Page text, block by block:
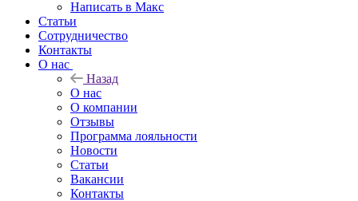
Написать в Макс
Статьи
Сотрудничество
Контакты
О нас
Назад
О нас
О компании
Отзывы
Программа лояльности
Новости
Статьи
Вакансии
Контакты